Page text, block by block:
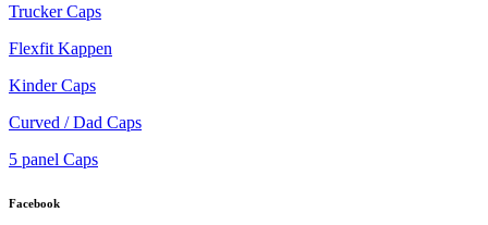
Trucker Caps
Flexfit Kappen
Kinder Caps
Curved / Dad Caps
5 panel Caps
Facebook